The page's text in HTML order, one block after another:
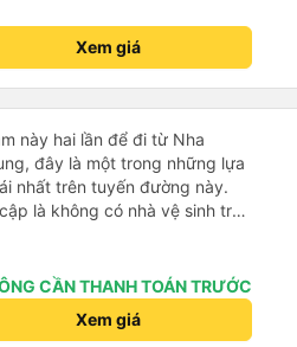
Xem giá
này hai lần để đi từ Nha
đây là một trong những lựa
nhất trên tuyến đường này.
là không có nhà vệ sinh trên
trên một hành trình dài
Chuyến đi gần đây nhất của tôi
bị chậm khoảng một tiếng,
cho tôi, nên tôi không
CẦN THANH TOÁN TRƯỚC
Xem giá